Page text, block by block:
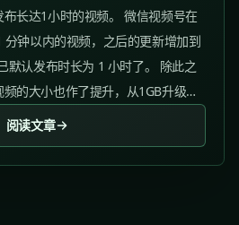
长达1小时的视频。 微信视频号在
分钟以内的视频，之后的更新增加到
默认发布时长为 1 小时了。 除此之
的大小也作了提升，从1GB升级到
阅读文章